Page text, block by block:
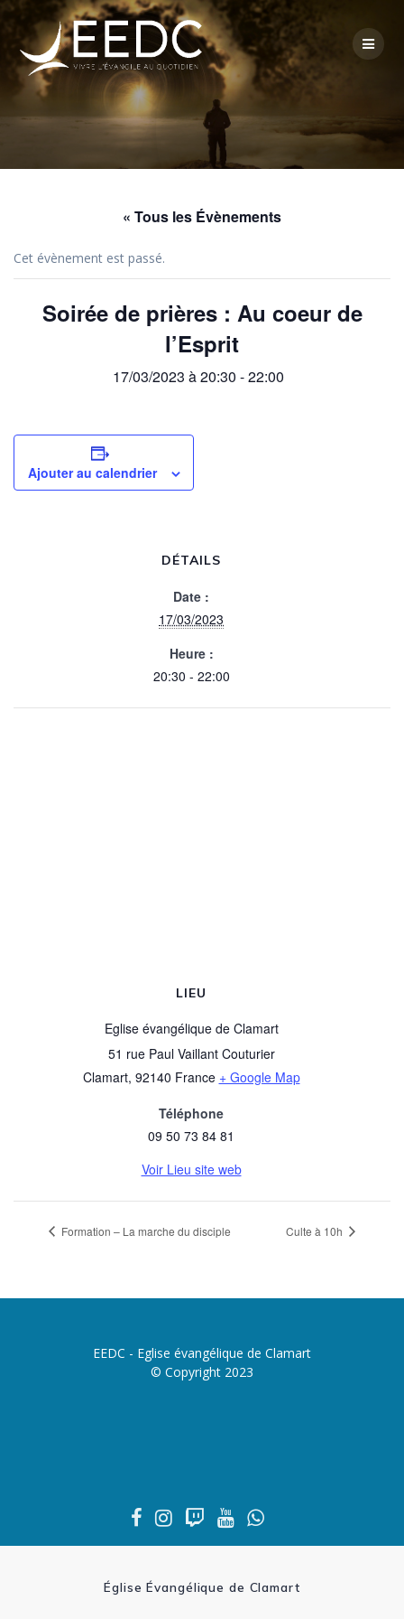
Skip
to
content
« Tous les Évènements
Cet évènement est passé.
Soirée de prières : Au coeur de
l’Esprit
17/03/2023 à 20:30 -22:00
Ajouter au calendrier
DÉTAILS
Date :
17/03/2023
Heure :
20:30 - 22:00
LIEU
Eglise évangélique de Clamart
51 rue Paul Vaillant Couturier
Clamart, 92140 France + Google Map
Téléphone
09 50 73 84 81
Voir Lieu site web
Formation – La marche du disciple Culte à 10h
EEDC - Eglise évangélique de Clamart
© Copyright 2023
Église Évangélique de Clamart